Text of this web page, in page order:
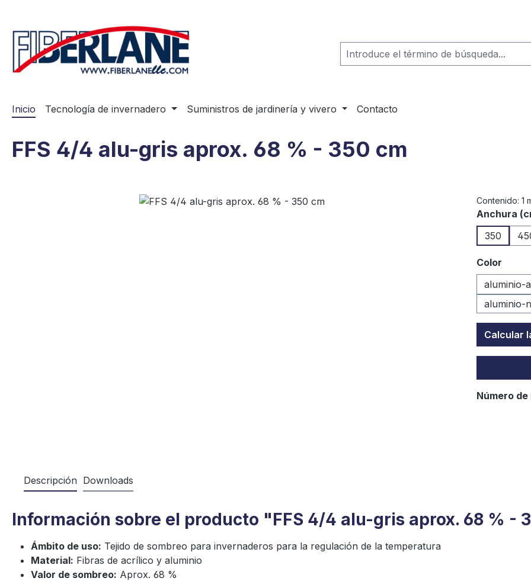
Inicio Tecnología de invernadero Suministros de jardinería y vivero Contacto
FFS 4/4 alu-gris aprox. 68 % - 350 cm
Contenido: 1
Seleccione
Anchura
350
Seleccione
Color
aluminio-
aluminio-
Calcular
Número
Descripción Downloads
Información sobre el producto "FFS 4/4 alu-gris aprox. 68 % -
Ámbito de uso: Tejido de sombreo para invernaderos para la regulación de la temperatura
Material: Fibras de acrílico y aluminio
Valor de sombreo: Aprox. 68 %